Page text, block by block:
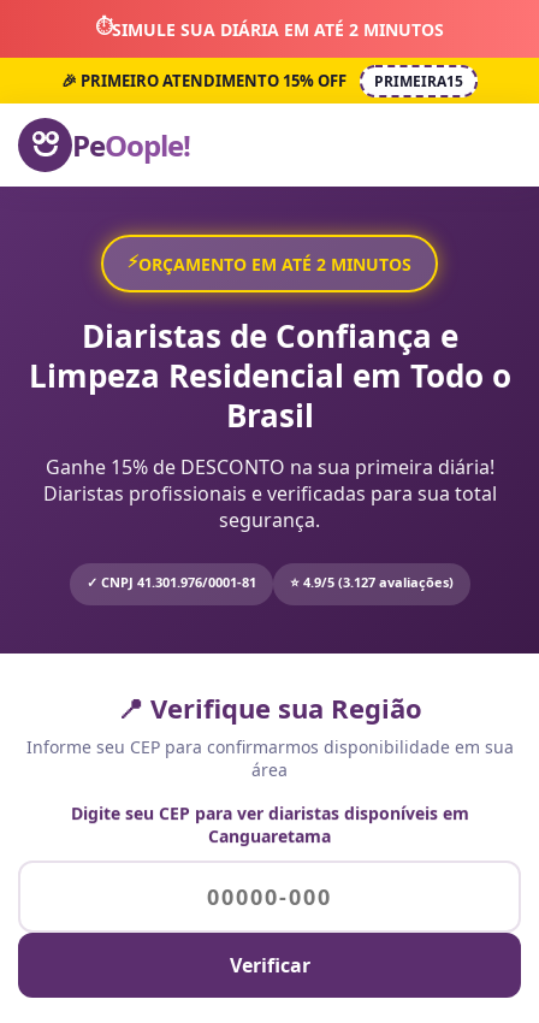
⏱️SIMULE SUA DIÁRIA EM ATÉ 2 MINUTOS
🎉 PRIMEIRO ATENDIMENTO 15% OFF PRIMEIRA15
PeOople!
⚡ORÇAMENTO EM ATÉ 2 MINUTOS
Diaristas de Confiança e
Limpeza Residencial em Todo o
Brasil
Ganhe 15% de DESCONTO na sua primeira diária!
Diaristas profissionais e verificadas para sua total
segurança.
✓ CNPJ 41.301.976/0001-81 ⭐ 4.9/5 (3.127 avaliações)
📍 Verifique sua Região
Informe seu CEP para confirmarmos disponibilidade em sua
área
Digite seu CEP para ver diaristas disponíveis em
Canguaretama
Verificar